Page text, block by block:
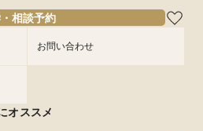
相談予約
お問い合わせ
オススメ